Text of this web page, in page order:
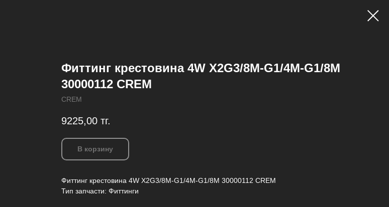
Фиттинг крестовина 4W X2G3/8M-G1/4M-G1/8M
30000112 СREM
CREM
9225,00 тг.
В корзину
Фиттинг крестовина 4W X2G3/8M-G1/4M-G1/8M 30000112 СREM
Тип запчасти: Фиттинги